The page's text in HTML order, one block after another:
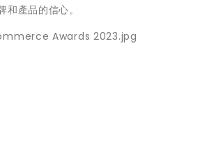
產品的信心。